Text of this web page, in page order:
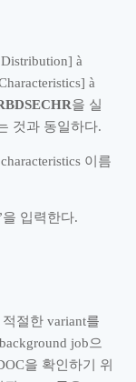
à
à
을 실
것과 동일하다.
characteristics 이름
을 입력한다.
절한 variant를
background job으
을 확인하기 위